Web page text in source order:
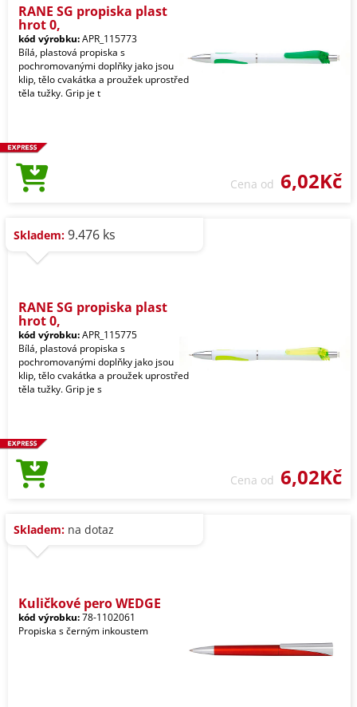
RANE SG propiska plast
hrot 0,
kód výrobku:APR_115773
Bílá, plastová propiska s
pochromovanými doplňky jako jsou
klip, tělo cvakátka a proužek uprostřed
těla tužky. Grip je t
Cena od 6,02Kč
Skladem: 9.476 ks
RANE SG propiska plast
hrot 0,
kód výrobku:APR_115775
Bílá, plastová propiska s
pochromovanými doplňky jako jsou
klip, tělo cvakátka a proužek uprostřed
těla tužky. Grip je s
Cena od 6,02Kč
Skladem: na dotaz
Kuličkové pero WEDGE
kód výrobku:78-1102061
Propiska s černým inkoustem